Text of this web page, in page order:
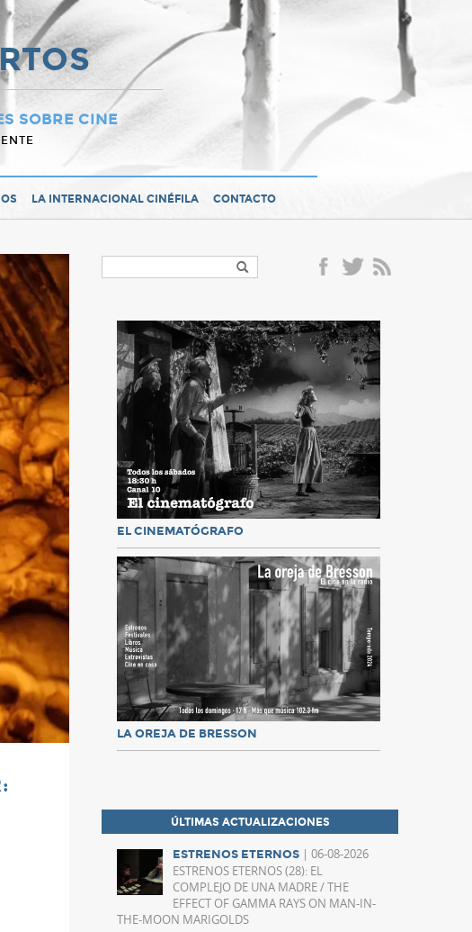
SOBRE CINE
LA INTERNACIONAL CINÉFILA CONTACTO
EL CINEMATÓGRAFO
LA OREJA DE BRESSON
ÚLTIMAS ACTUALIZACIONES
ESTRENOS ETERNOS | 06-08-2026
ESTRENOS ETERNOS (28): EL
COMPLEJO DE UNA MADRE / THE
EFFECT OF GAMMA RAYS ON MAN-IN-
THE-MOON MARIGOLDS